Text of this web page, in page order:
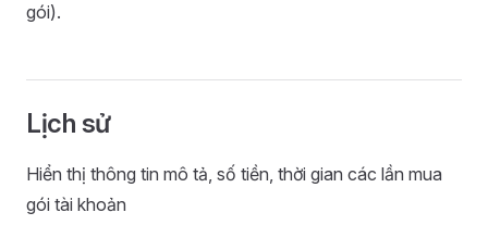
gói).
Lịch sử
Hiển thị thông tin mô tả, số tiền, thời gian các lần mua
gói tài khoản